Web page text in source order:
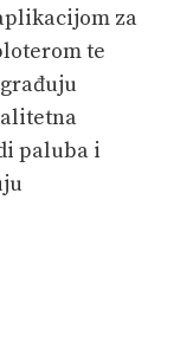
za
te
paluba i